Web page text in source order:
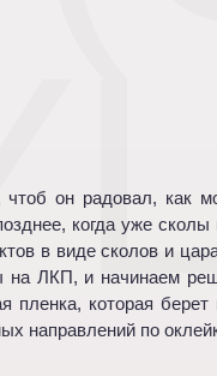
он радовал, как
когда уже
в виде сколов и
на ЛКП, и начинаем
пленка, которая
направлений по